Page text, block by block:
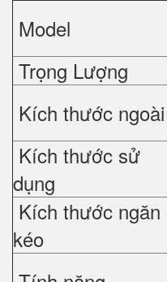
Model
Trọng Lượng
Kích thước ngoài
Kích thước sử
dụng
Kích thước ngăn
kéo